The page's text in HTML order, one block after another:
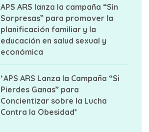
APS ARS lanza la campaña “Sin
Sorpresas” para promover la
planificación familiar y la
educación en salud sexual y
económica
*APS ARS Lanza la Campaña “Si
Pierdes Ganas” para
Concientizar sobre la Lucha
Contra la Obesidad*